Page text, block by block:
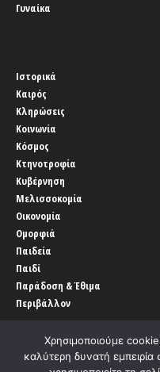
Γυναίκα
Ιστορικά
Καιρός
Κληρώσεις
Κοινωνία
Κόσμος
Κτηνοτροφία
Κυβέρνηση
Μελισσοκομία
Οικονομία
Ομορφιά
Παιδεία
Παιδί
Παράδοση & Έθιμα
Περιβάλλον
Χρησιμοποιούμε
καλύτερη δυνατή